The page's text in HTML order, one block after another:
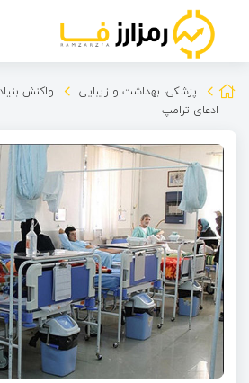
پزشکی، بهداشت و زیبایی
واکنش
ادعای ترامپ